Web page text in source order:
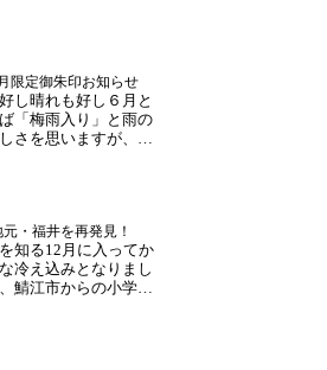
久しぶりの再会に、近
のお話が弾んでいる
でございました。午
後...
限定御朱印お知らせ
し晴れも好し６月と
「梅雨入り」と雨の
さを思いますが、紫
いてみると、心まで豊
ります。そこで６月
朱印デザインはそん
な...
元・福井を再発見！
知る12月に入ってか
冷え込みとなりまし
鯖江市からの小学生